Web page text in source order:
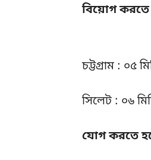
বিয়োগ করতে
চট্টগ্রাম : ০৫
সিলেট : ০৬
যোগ করতে